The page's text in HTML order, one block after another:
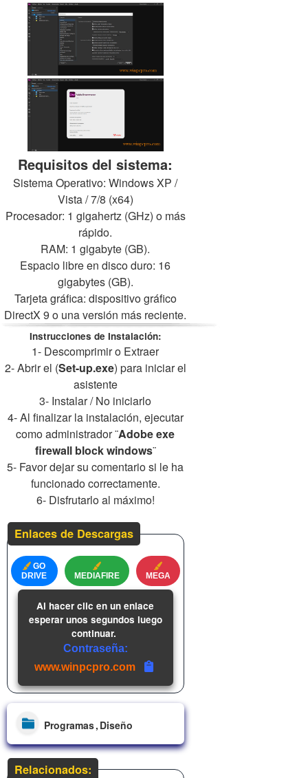
Requisitos del sistema:
Sistema Operativo: Windows XP /
Vista / 7/8 (x64)
Procesador: 1 gigahertz (GHz) o más
rápido.
RAM: 1 gigabyte (GB).
Espacio libre en disco duro: 16
gigabytes (GB).
Tarjeta gráfica: dispositivo gráfico
DirectX 9 o una versión más reciente.
Instrucciones de Instalación:
1- Descomprimir o Extraer
2- Abrir el (Set-up.exe) para iniciar el
asistente
3- Instalar / No iniciarlo
4- Al finalizar la instalación, ejecutar
como administrador ¨Adobe exe
firewall block windows¨
5- Favor dejar su comentario si le ha
funcionado correctamente.
6- Disfrutarlo al máximo!
Enlaces de Descargas
GO
DRIVE
MEDIAFIRE MEGA
Al hacer clic en un enlace
esperar unos segundos luego
continuar.
Contraseña:
www.winpcpro.com
Programas Diseño
Relacionados: